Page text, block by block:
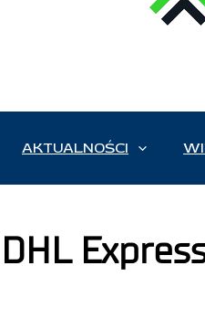
AKTUALNOŚCI